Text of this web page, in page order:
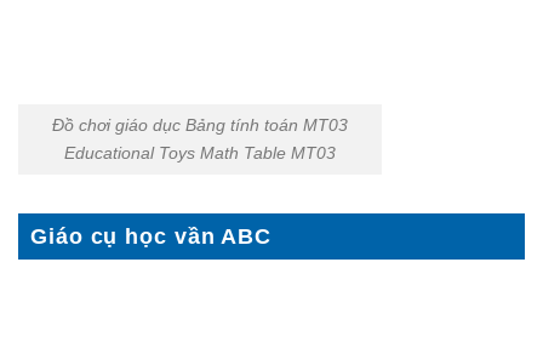
Đồ chơi giáo dục Bảng tính toán MT03
Educational Toys Math Table MT03
Giáo cụ học vần ABC